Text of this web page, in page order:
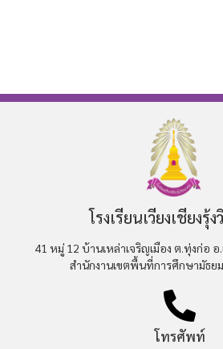
โรงเรียนเวียงเชียงรุ้
41 หมู่ 12 บ้านเหล่าเจริญเมือง ต.ทุ่งก่อ อ.
สำนักงานเขตพื้นที่การศึกษามัธย
โทรศัพท์